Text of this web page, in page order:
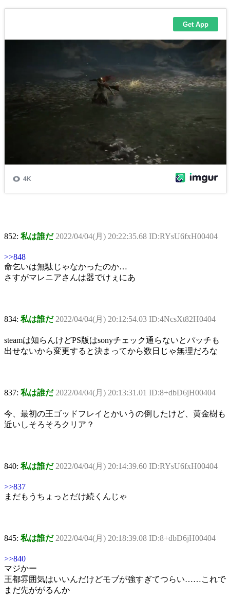
852: 私は誰だ 2022/04/04(月) 20:22:35.68 ID:RYsU6fxH00404
>>848
命乞いは無駄じゃなかったのか…
さすがマレニアさんは器でけぇにあ
834: 私は誰だ 2022/04/04(月) 20:12:54.03 ID:4NcsXt82H0404
steamは知らんけどPS版はsonyチェック通らないとパッチも
出せないから変更すると決まってから数日じゃ無理だろな
837: 私は誰だ 2022/04/04(月) 20:13:31.01 ID:8+dbD6jH00404
今、最初の王ゴッドフレイとかいうの倒したけど、黄金樹も
近いしそろそろクリア？
840: 私は誰だ 2022/04/04(月) 20:14:39.60 ID:RYsU6fxH00404
>>837
まだもうちょっとだけ続くんじゃ
845: 私は誰だ 2022/04/04(月) 20:18:39.08 ID:8+dbD6jH00404
>>840
マジかー
王都雰囲気はいいんだけどモブが強すぎてつらい……これで
まだ先ががるんか